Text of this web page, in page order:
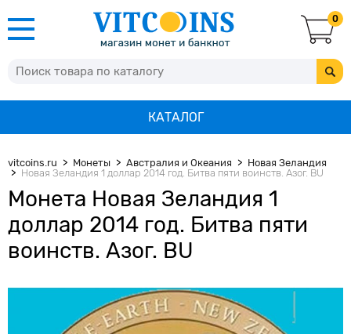
0
КАТАЛОГ
vitcoins.ru Монеты Австралия и Океания
Новая Зеландия
Новая Зеландия 1 доллар 2014 год. Битва пяти воинств. Азог. BU
Монета Новая Зеландия 1
доллар 2014 год. Битва пяти
воинств. Азог. BU